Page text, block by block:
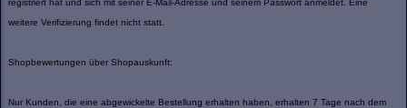
registriert hat und sich mit seiner E-Mail-Adresse und seinem Passwort anmeldet. Eine
weitere Verifizierung findet nicht statt.
Shopbewertungen über Shopauskunft:
Nur Kunden, die eine abgewickelte Bestellung erhalten haben, erhalten 7 Tage nach dem